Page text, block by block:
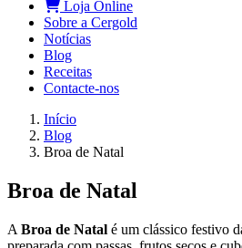
Loja Online
Sobre a Cergold
Notícias
Blog
Receitas
Contacte‑nos
Início
Blog
Broa de Natal
Broa de Natal
A Broa de Natal é um clássico festivo